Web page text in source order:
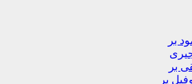
بر
بر
پر